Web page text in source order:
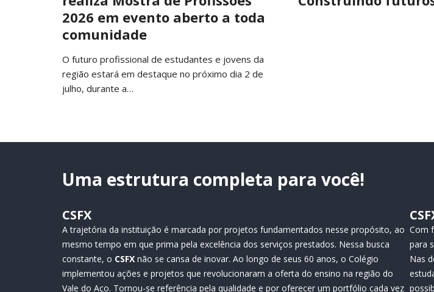
2026 em evento aberto a toda
comunidade
O futuro profissional de estudantes e jovens da
região estará em destaque no próximo dia 2 de
julho, durante a…
Uma estrutura completa para você!
CSFX
A trajetória da instituição é marcada por projetos fundamentados nesse propósito, ao
mesmo tempo em que prima pela excelência dos serviços prestados. Nessa busca
constante, o CSFX não se cansa de inovar. Ao longo de seus 60 anos, o Colégio
implementou ações e projetos que revolucionaram a oferta do ensino na região do
Vale do Aço. Tornou-se referência pela qualidade e por oferecer um portfólio cada vez
Com
para
Nas